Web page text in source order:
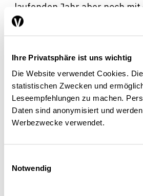
Ihre Privatsphäre ist uns wichtig
Die Website verwendet Cookies.
statistischen Zwecken und
Leseempfehlungen zu machen.
Daten sind anonymisiert und
Werbezwecke verwendet.
Notwendig
laufenden Jahr aber noch
Zuwachs gerechnet werden.
auf den Markt kommen.Trifft
Angebot auf eine sinkende
dies in der Regel negative
die Preise. Auf
ist daher in den nächsten zwei
ist zu erwarten, dass in jenen
der Vergangenheit einen